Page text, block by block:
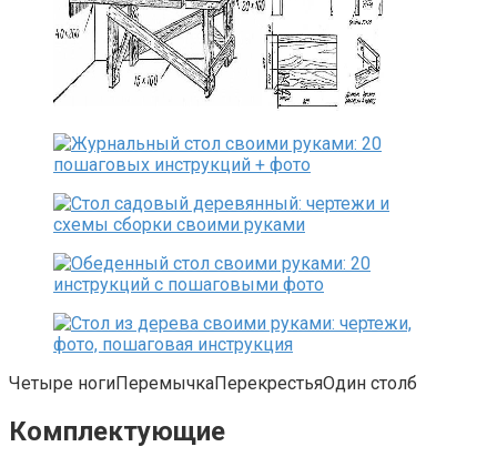
Четыре ногиПеремычкаПерекрестьяОдин столб
Комплектующие